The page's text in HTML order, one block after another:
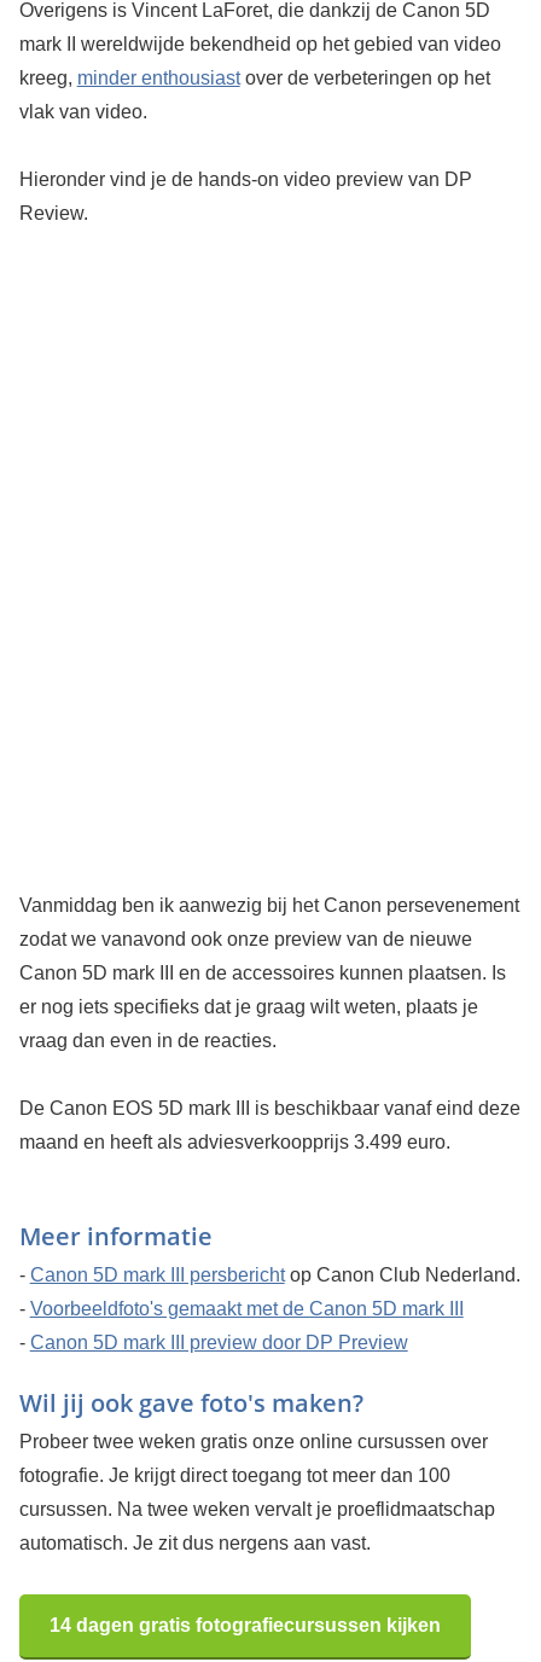
Overigens is Vincent LaForet, die dankzij de Canon 5D
mark II wereldwijde bekendheid op het gebied van video
kreeg, minder enthousiastover de verbeteringen op het
vlak van video.
Hieronder vind je de hands-on video preview van DP
Review.
Vanmiddag ben ik aanwezig bij het Canon persevenement
zodat we vanavond ook onze preview van de nieuwe
Canon 5D mark III en de accessoires kunnen plaatsen. Is
er nog iets specifieks dat je graag wilt weten, plaats je
vraag dan even in de reacties.
De Canon EOS 5D mark III is beschikbaar vanaf eind deze
maand en heeft als adviesverkoopprijs 3.499 euro.
Meer informatie
- Canon 5D mark III persberichtop Canon Club Nederland.
- Voorbeeldfoto's gemaakt met de Canon 5D mark III
- Canon 5D mark III preview door DP Preview
Wil jij ook gave foto's maken?
Probeer twee weken gratis onze online cursussen over
fotografie. Je krijgt direct toegang tot meer dan 100
cursussen. Na twee weken vervalt je proeflidmaatschap
automatisch. Je zit dus nergens aan vast.
14 dagen gratis fotografiecursussen kijken